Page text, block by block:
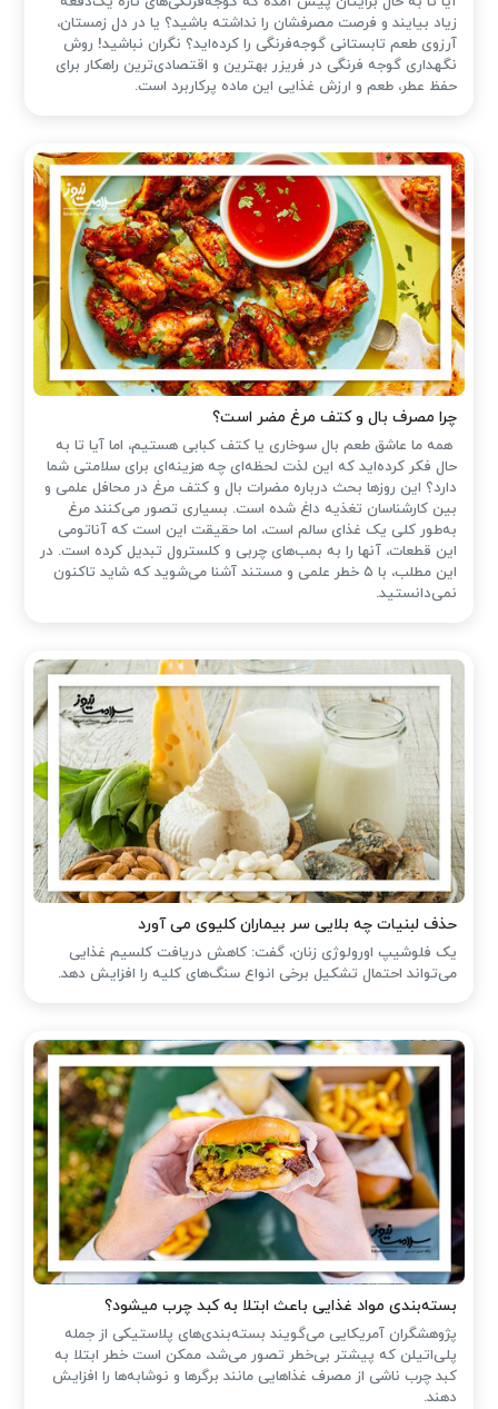
زیاد بیایند و فرصت مصرفشان را نداشته باشید؟ یا در دل زمستان،
آرزوی طعم تابستانی گوجه‌فرنگی را کرده‌اید؟ نگران نباشید! روش
نگهداری گوجه فرنگی در فریزر بهترین و اقتصادی‌ترین راهکار برای
حفظ عطر، طعم و ارزش غذایی این ماده پرکاربرد است.
چرا مصرف بال و کتف مرغ مضر است؟
همه ما عاشق طعم بال سوخاری یا کتف کبابی هستیم، اما آیا تا به
حال فکر کرده‌اید که این لذت لحظه‌ای چه هزینه‌ای برای سلامتی شما
دارد؟ این روزها بحث درباره مضرات بال و کتف مرغ در محافل علمی و
بین کارشناسان تغذیه داغ شده است. بسیاری تصور می‌کنند مرغ
به‌طور کلی یک غذای سالم است، اما حقیقت این است که آناتومی
این قطعات، آنها را به بمب‌های چربی و کلسترول تبدیل کرده است. در
این مطلب، با ۵ خطر علمی و مستند آشنا می‌شوید که شاید تاکنون
نمی‌دانستید.
حذف لبنیات چه بلایی سر بیماران کلیوی می آورد
یک فلوشیپ اورولوژی زنان، گفت: کاهش دریافت کلسیم غذایی
می‌تواند احتمال تشکیل برخی انواع سنگ‌های کلیه را افزایش دهد.
بسته‌بندی مواد غذایی باعث ابتلا به کبد چرب میشود؟
پژوهشگران آمریکایی می‌گویند بسته‌بندی‌های پلاستیکی از جمله
پلی‌اتیلن که پیشتر بی‌خطر تصور می‌شد، ممکن است خطر ابتلا به
کبد چرب ناشی از مصرف غذاهایی مانند برگرها و نوشابه‌ها را افزایش
دهند.